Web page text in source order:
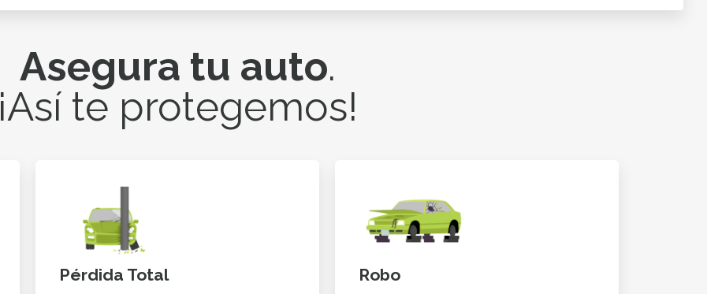
Asegura tu auto.
¡Así te protegemos!
Pérdida Total Robo